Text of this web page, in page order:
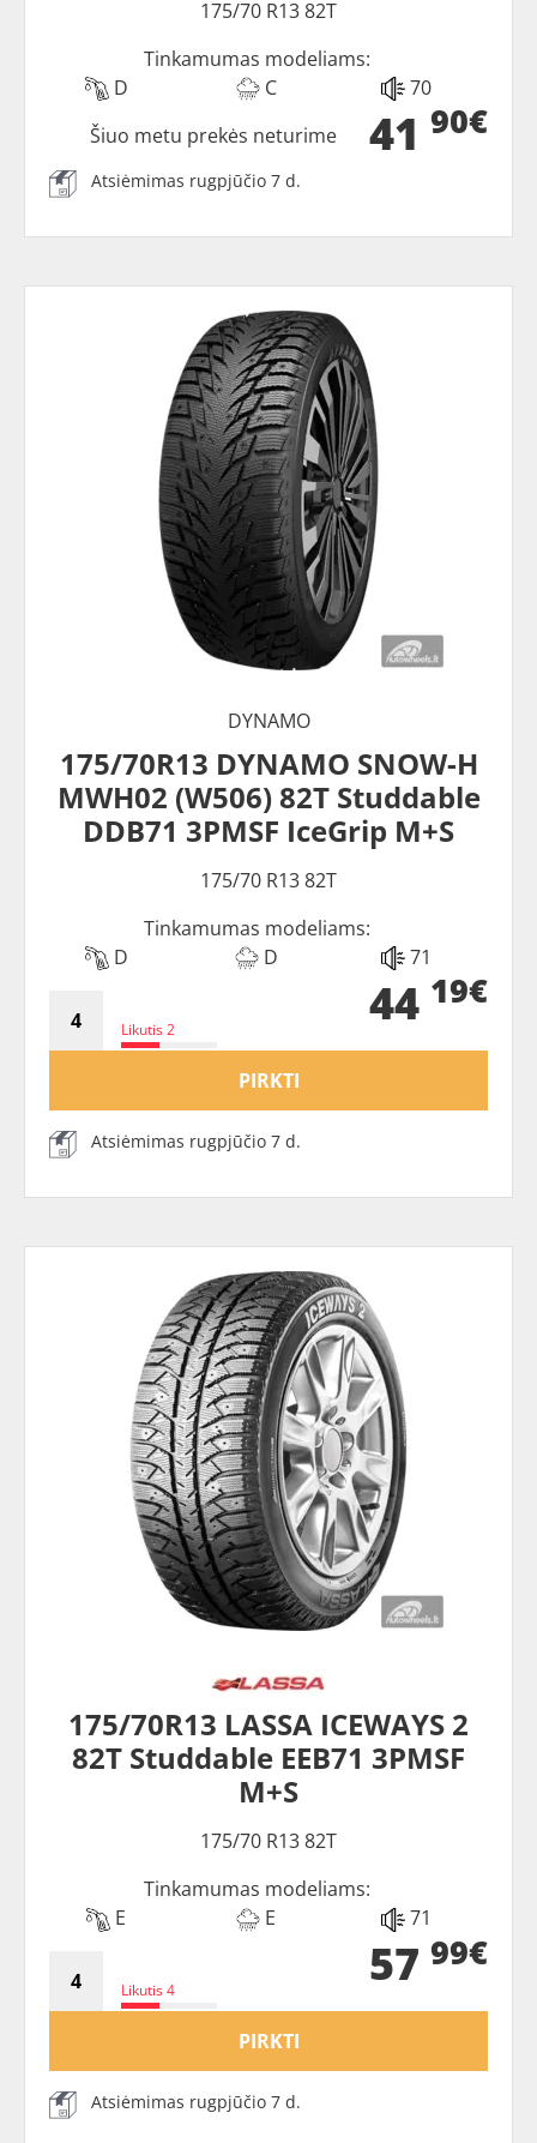
175/70 R13 82T
Tinkamumas modeliams:
D
C 70
41 90€
Šiuo metu prekės neturime
Atsiėmimas rugpjūčio 7 d.
DYNAMO
175/70R13 DYNAMO SNOW-H
MWH02 (W506) 82T Studdable
DDB71 3PMSF IceGrip M+S
175/70 R13 82T
Tinkamumas modeliams:
D
D 71
Likutis 2 44 19€
PIRKTI
Atsiėmimas rugpjūčio 7 d.
175/70R13 LASSA ICEWAYS 2
82T Studdable EEB71 3PMSF
M+S
175/70 R13 82T
Tinkamumas modeliams:
E
E 71
Likutis 4 57 99€
PIRKTI
Atsiėmimas rugpjūčio 7 d.